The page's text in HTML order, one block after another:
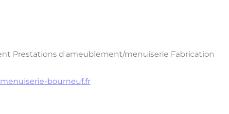
Prestations d'ameublement/menuiserie Fabrication
bourneuf.fr